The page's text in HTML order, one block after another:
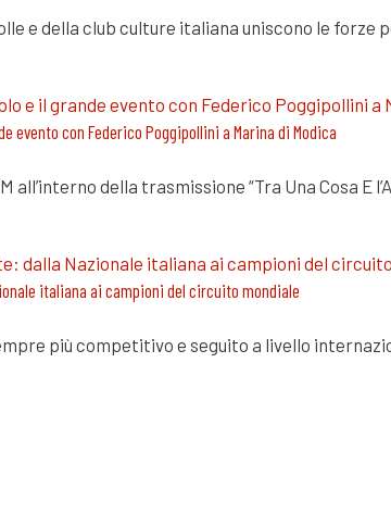
e della club culture italiana uniscono le forze
evento con Federico Poggipollini a Marina di Modica
all’interno della trasmissione “Tra Una Cosa
italiana ai campioni del circuito mondiale
più competitivo e seguito a livello